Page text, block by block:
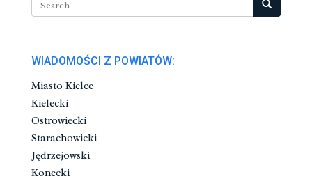
WIADOMOŚCI Z POWIATÓW:
Miasto Kielce
Kielecki
Ostrowiecki
Starachowicki
Jędrzejowski
Konecki